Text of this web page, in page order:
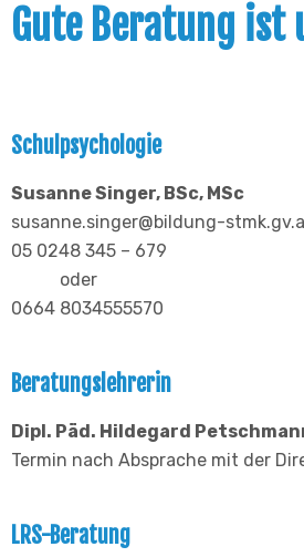
Gute Beratung ist
Schulpsychologie
Susanne Singer, BSc, MSc
susanne.singer@bildung-
05 0248 345 – 679
oder
0664 8034555570
Beratungslehrerin
Dipl. Päd. Hildegard
Termin nach Absprache mit der
LRS-Beratung